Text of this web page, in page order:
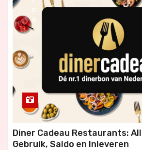
O
G
Diner Cadeau Restaurants:
Gebruik, Saldo en Inleveren